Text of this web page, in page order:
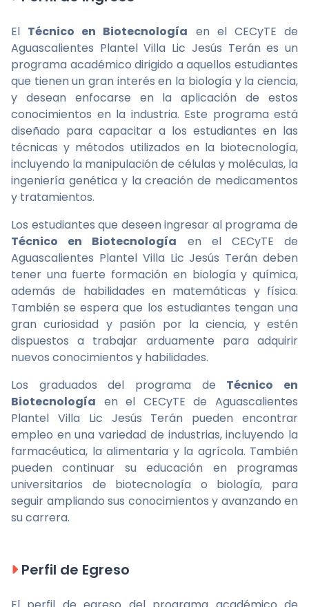
El Técnico en Biotecnología en el CECyTE de
Aguascalientes Plantel Villa Lic Jesús Terán es un
programa académico dirigido a aquellos estudiantes
que tienen un gran interés en la biología y la ciencia,
y desean enfocarse en la aplicación de estos
conocimientos en la industria. Este programa está
diseñado para capacitar a los estudiantes en las
técnicas y métodos utilizados en la biotecnología,
incluyendo la manipulación de células y moléculas, la
ingeniería genética y la creación de medicamentos
y tratamientos.
Los estudiantes que deseen ingresar al programa de
Técnico en Biotecnología en el CECyTE de
Aguascalientes Plantel Villa Lic Jesús Terán deben
tener una fuerte formación en biología y química,
además de habilidades en matemáticas y física.
También se espera que los estudiantes tengan una
gran curiosidad y pasión por la ciencia, y estén
dispuestos a trabajar arduamente para adquirir
nuevos conocimientos y habilidades.
Los graduados del programa de Técnico en
Biotecnología en el CECyTE de Aguascalientes
Plantel Villa Lic Jesús Terán pueden encontrar
empleo en una variedad de industrias, incluyendo la
farmacéutica, la alimentaria y la agrícola. También
pueden continuar su educación en programas
universitarios de biotecnología o biología, para
seguir ampliando sus conocimientos y avanzando en
su carrera.
Perfil de Egreso